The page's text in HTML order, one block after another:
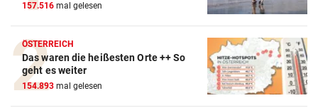
157.516 mal gelesen
ÖSTERREICH
Das waren die heißesten Orte ++ So
geht es weiter
154.893 mal gelesen